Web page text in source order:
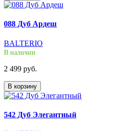
088 Дуб Ардеш
BALTERIO
В наличии
2 499 руб.
В корзину
542 Дуб Элегантный